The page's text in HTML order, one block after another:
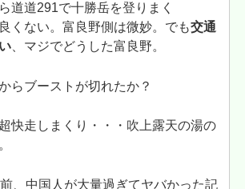
道道291で十勝岳を登りまく
くない。富良野側は微妙。でも交通
、マジでどうした富良野。
らブーストが切れたか？
快走しまくり・・・吹上露天の湯の
、中国人が大量過ぎてヤバかった記